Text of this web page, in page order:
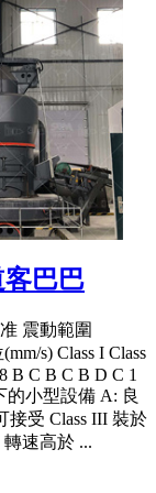
客巴巴
震動範圍
s) Class I Class
B C B C B D C 1
的小型設備 A: 良
接受 Class III 裝於
速高於 ...